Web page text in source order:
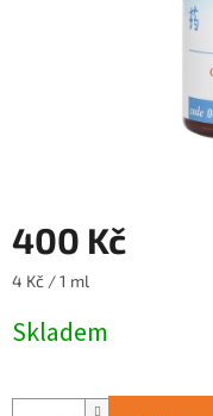
400 Kč
Měrná
4 Kč / 1 ml
Skladem